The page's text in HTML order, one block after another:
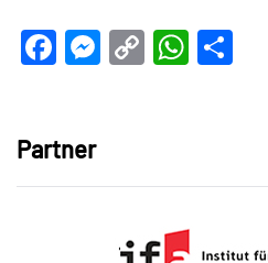
Facebook
Messenger
Copy
Partner